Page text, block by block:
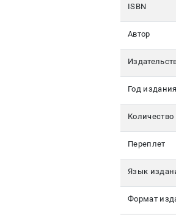
ISBN
Автор
Год издания
Количество
Переплет
Язык
Формат